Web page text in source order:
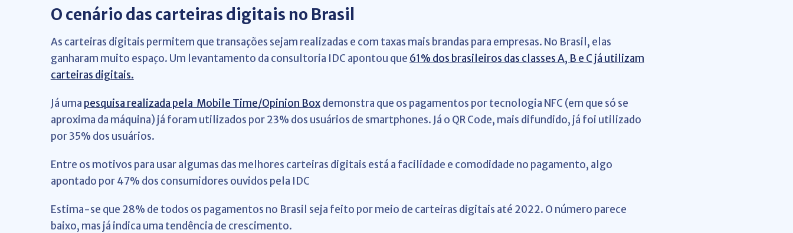
O cenário das carteiras digitais no Brasil
As carteiras digitais permitem que transações sejam realizadas e com taxas mais brandas para empresas. No Brasil, elas
ganharam muito espaço. Um levantamento da consultoria IDC apontou que 61% dos brasileiros das classes A, B e C já utilizam
carteiras digitais.
Já uma pesquisa realizada pela Mobile Time/Opinion Boxdemonstra que os pagamentos por tecnologia NFC (em que só se
aproxima da máquina) já foram utilizados por 23% dos usuários de smartphones. Já o QR Code, mais difundido, já foi utilizado
por 35% dos usuários.
Entre os motivos para usar algumas das melhores carteiras digitais está a facilidade e comodidade no pagamento, algo
apontado por 47% dos consumidores ouvidos pela IDC
Estima-se que 28% de todos os pagamentos no Brasil seja feito por meio de carteiras digitais até 2022. O número parece
baixo, mas já indica uma tendência de crescimento.